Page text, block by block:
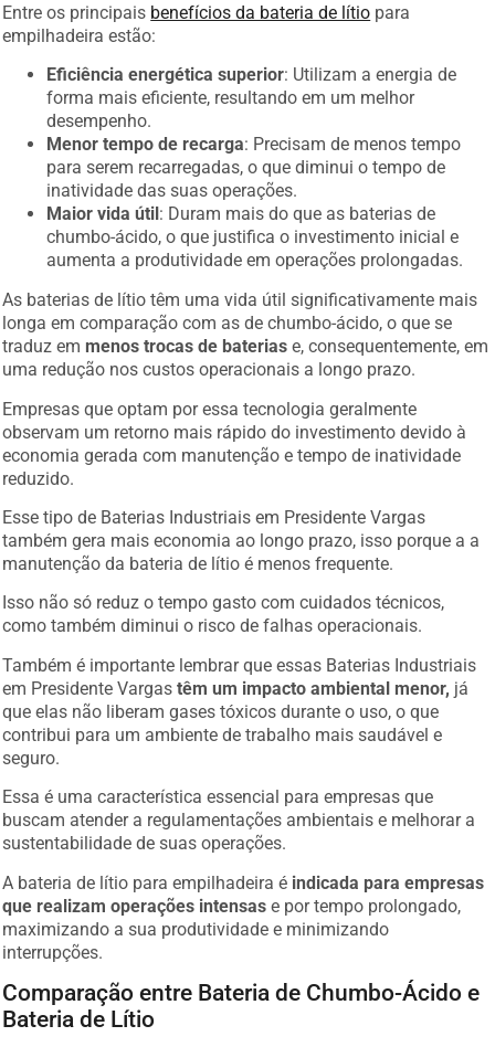
Entre os principais benefícios da bateria de lítio para
empilhadeira estão:
Eficiência energética superior: Utilizam a energia de
forma mais eficiente, resultando em um melhor
desempenho.
Menor tempo de recarga: Precisam de menos tempo
para serem recarregadas, o que diminui o tempo de
inatividade das suas operações.
Maior vida útil : Duram mais do que as baterias de
chumbo-ácido, o que justifica o investimento inicial e
aumenta a produtividade em operações prolongadas.
As baterias de lítio têm uma vida útil significativamente mais
longa em comparação com as de chumbo-ácido, o que se
traduz em menos trocas de baterias e, consequentemente, em
uma redução nos custos operacionais a longo prazo.
Empresas que optam por essa tecnologia geralmente
observam um retorno mais rápido do investimento devido à
economia gerada com manutenção e tempo de inatividade
reduzido.
Esse tipo de Baterias Industriais em Presidente Vargas
também gera mais economia ao longo prazo, isso porque a a
manutenção da bateria de lítio é menos frequente.
Isso não só reduz o tempo gasto com cuidados técnicos,
como também diminui o risco de falhas operacionais.
Também é importante lembrar que essas Baterias Industriais
em Presidente Vargastêm um impacto ambiental menor, já
que elas não liberam gases tóxicos durante o uso, o que
contribui para um ambiente de trabalho mais saudável e
seguro.
Essa é uma característica essencial para empresas que
buscam atender a regulamentações ambientais e melhorar a
sustentabilidade de suas operações.
A bateria de lítio para empilhadeira é indicada para empresas
que realizam operações intensas e por tempo prolongado,
maximizando a sua produtividade e minimizando
interrupções.
Comparação entre Bateria de Chumbo-Ácido e
Bateria de Lítio